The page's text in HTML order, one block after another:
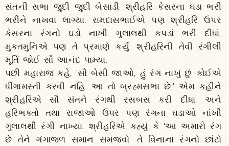
સંતની સભા જુદી જુદી બેસાડી. શ્રીહરિ કેસરના ઘડા ભરી
ભરીને નાખવા લાગ્યા. રામદાસભાઈએ પણ શ્રીહરિ ઉપર
કેસરના રંગનો ઘડો નાખી ગુલાલથી કપડાં ભરી દીધાં.
મુક્તમુનિએ પણ તે પ્રમાણે કર્યું. શ્રીહરિની તેવી રંગીલી
મૂર્તિ જોઈ સૌ આનંદ પામ્યા.
પછી મહારાજ કહે, 'સૌ બેસી જાઓ, હું રંગ નાખું છું. કોઈએ
ધીંગામસ્તી કરવી નહિ. આ તો બ્રહ્મસભા છે.' એમ કહીને
શ્રીહરિએ સૌ સંતને રંગથી રસબસ કરી દીધા. અને
હરિભક્તો તથા રાજાઓ ઉપર પણ રંગના ઘડાઓ નાંખી
ગુલાલથી રંગી નાખ્યા. શ્રીહરિએ કહ્યું કે 'આ અમારો રંગ
છે તેને ગંગાજળ સમાન સમજવો. તે વિનાના રંગનો છાંટો